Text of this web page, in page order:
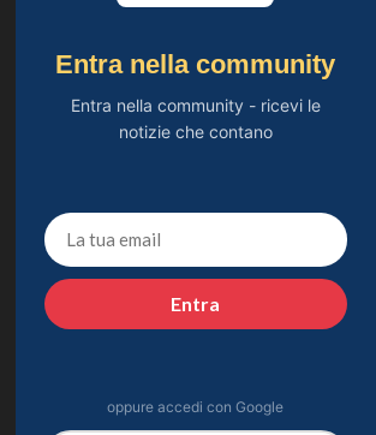
Entra nella community
Entra nella community - ricevi le
notizie che contano
Entra
oppure accedi con Google